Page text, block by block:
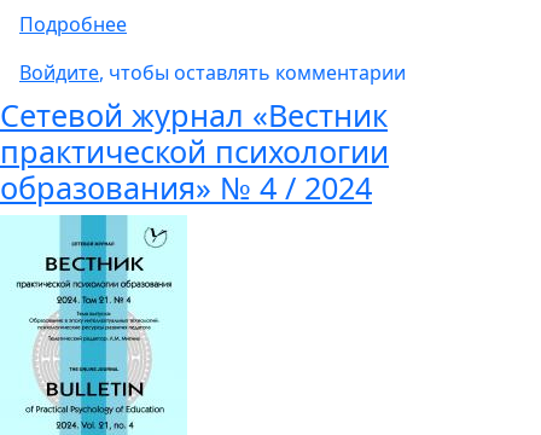
Подробнеео Сетевой журнал «Вестник практической
Войдите, чтобы оставлять комментарии
Сетевой журнал «Вестник
практической психологии
образования» № 4 / 2024